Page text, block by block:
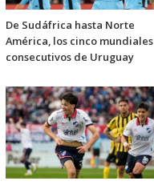
De Sudáfrica hasta Norte
América, los cinco mundiales
consecutivos de Uruguay